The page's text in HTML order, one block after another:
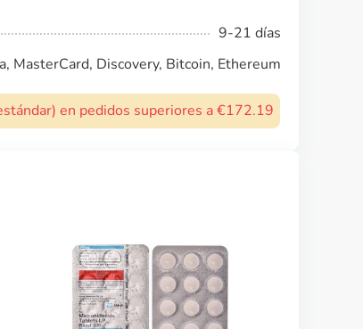
9-21 días
MasterCard, Discovery, Bitcoin, Ethereum
en pedidos superiores a €172.19